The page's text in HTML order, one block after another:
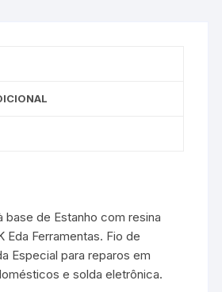
base de Estanho com resina
Eda Ferramentas. Fio de
Especial para reparos em
e solda eletrônica.